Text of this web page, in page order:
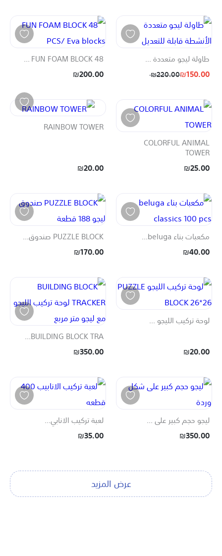
طاولة ليجو متعددة ...
₪150.00
₪220.00
FUN FOAM BLOCK 48 ...
₪200.00
COLORFUL ANIMAL
TOWER
₪25.00
RAINBOW TOWER
₪20.00
مكعبات بناء beluga...
₪40.00
PUZZLE BLOCK صندوق...
₪170.00
لوحة تركيب الليجو ...
₪20.00
BUILDING BLOCK TRA...
₪350.00
ليجو حجم كبير على ...
₪350.00
لعبة تركيب الانابي...
₪35.00
عرض المزيد